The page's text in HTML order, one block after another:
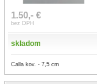
1.50,- €
bez DPH
skladom
Calla kov. - 7,5 cm